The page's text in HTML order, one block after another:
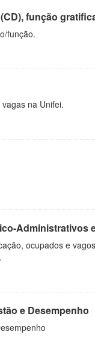
função
função.
na Unifei.
Administrativos
ocupados e vagos
e Desempenho